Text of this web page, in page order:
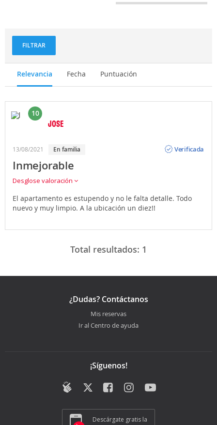
FILTRAR
Relevancia Fecha Puntuación
10
JOSE
13/08/2021 en familia
Verificada
Inmejorable
Desglose valoración
El apartamento es estupendo y no le falta detalle. Todo
nuevo y muy limpio. A la ubicación un diez!!
Total resultados: 1
¿Dudas? Contáctanos
Mis reservas
Ir al Centro de ayuda
¡Síguenos!
Descárgate gratis la